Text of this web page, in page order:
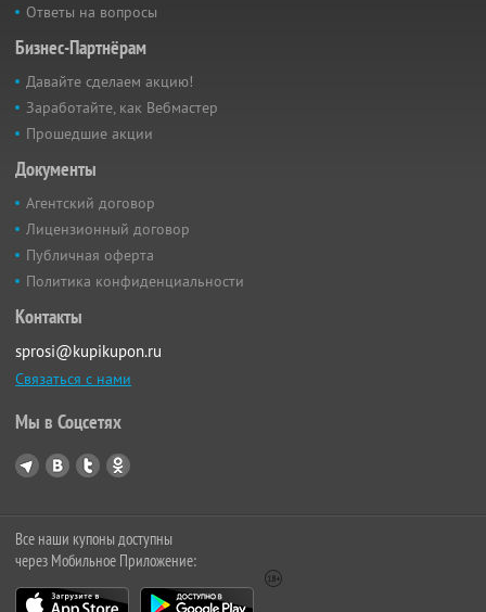
Ответы на вопросы
Бизнес-Партнёрам
Давайте сделаем акцию!
Заработайте, как Вебмастер
Прошедшие акции
Документы
Агентский договор
Лицензионный договор
Публичная оферта
Политика конфиденциальности
Контакты
sprosi@kupikupon.ru
Связаться с нами
Мы в Соцсетях
Все наши купоны доступны
через Мобильное Приложение: